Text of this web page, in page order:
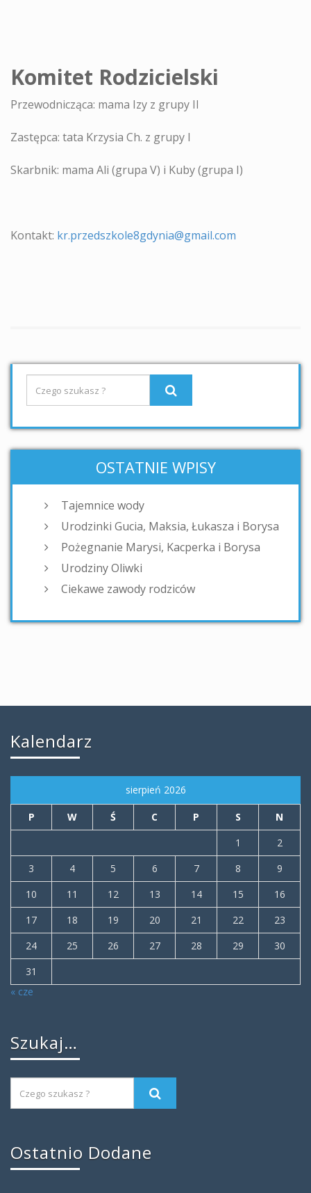
Komitet Rodzicielski
Przewodnicząca: mama Izy z grupy II
Zastępca: tata Krzysia Ch. z grupy I
Skarbnik: mama Ali (grupa V) i Kuby (grupa I)
Kontakt: kr.przedszkole8gdynia@gmail.com
OSTATNIE WPISY
Tajemnice wody
Urodzinki Gucia, Maksia, Łukasza i Borysa
Pożegnanie Marysi, Kacperka i Borysa
Urodziny Oliwki
Ciekawe zawody rodziców
Kalendarz
sierpień 2026
P W Ś C P S
N
1
2
3
4 5 6 7 8
9
10
11 12 13 14 15
16
17
18 19 20 21 22
23
24
25 26 27 28 29
30
31
« cze
Szukaj…
Ostatnio Dodane